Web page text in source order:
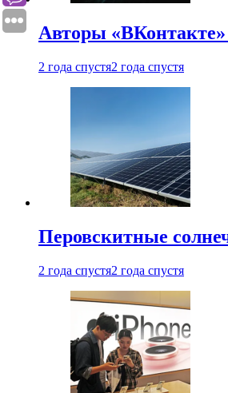
Авторы
2 года спустя2 года спустя
Перовскитные
2 года спустя2 года спустя